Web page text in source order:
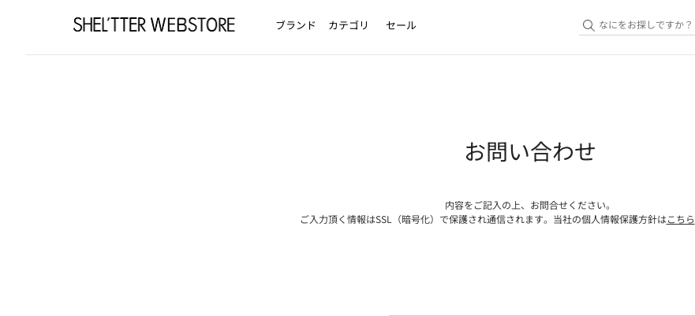
ブランド カテゴリ セール
お問い合わせ
内容をご記入の上、お問合せください。
ご入力頂く情報はSSL（暗号化）で保護され通信されます。当社の個人情報保護方針はこちら